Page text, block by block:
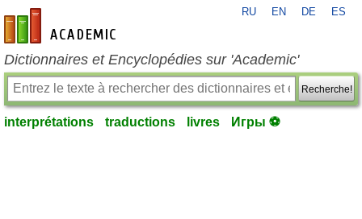
fr-academic.com
RU EN DE ES
Dictionnaires et Encyclopédies sur 'Academic'
Recherche!
interprétations traductions livres Игры ⚽